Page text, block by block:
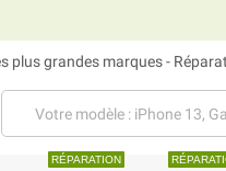
plus grandes marques -
RÉPARATION